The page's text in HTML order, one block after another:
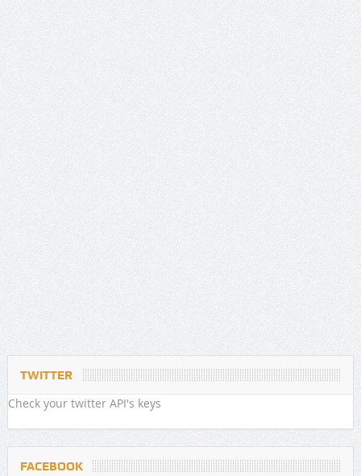
TWITTER
Check your twitter API's keys
FACEBOOK